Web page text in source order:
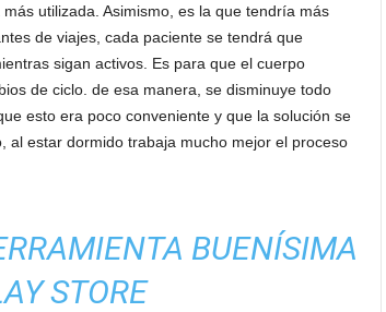
utilizada. Asimismo, es la que tendría más
de viajes, cada paciente se tendrá que
sigan activos. Es para que el cuerpo
de ciclo. de esa manera, se disminuye todo
esto era poco conveniente y que la solución se
al estar dormido trabaja mucho mejor el proceso
BUENÍSIMA
STORE